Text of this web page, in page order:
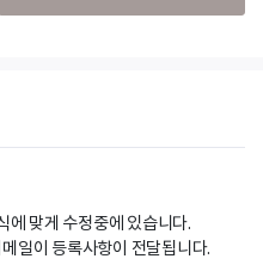
에 맞게 수정중에 있습니다.
일이 등록사항이 전달됩니다.